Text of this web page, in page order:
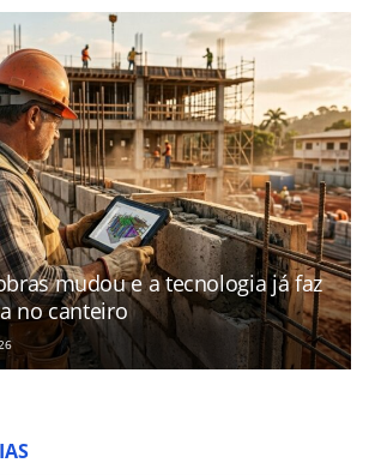
mudou e a tecnologia já faz
no canteiro